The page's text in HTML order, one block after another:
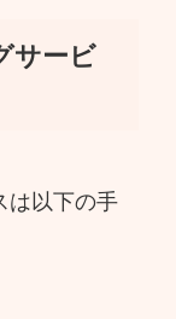
サービ
は以下の手